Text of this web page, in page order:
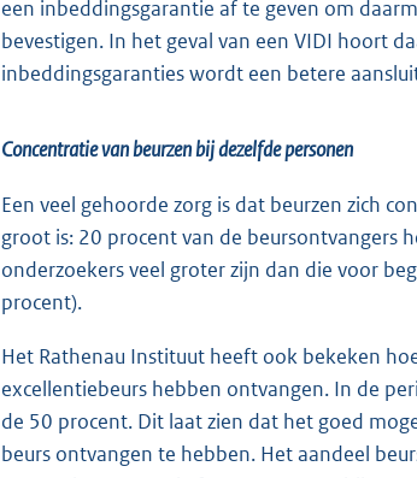
een inbeddingsgarantie af te geven om
bevestigen. In het geval van een VIDI hoort
inbeddingsgaranties wordt een betere
Concentratie van beurzen bij dezelfde personen
Een veel gehoorde zorg is dat beurzen zich
groot is: 20 procent van de beursontvangers
onderzoekers veel groter zijn dan die voor
procent).
Het Rathenau Instituut heeft ook bekeken
excellentiebeurs hebben ontvangen. In de
de 50 procent. Dit laat zien dat het goed
beurs ontvangen te hebben. Het aandeel